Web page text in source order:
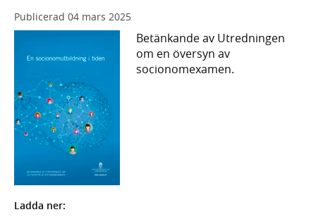
Publicerad 04 mars 2025
Betänkande av Utredningen
om en översyn av
socionomexamen.
Ladda ner: